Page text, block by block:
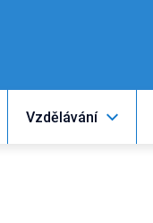
Vzdělávání